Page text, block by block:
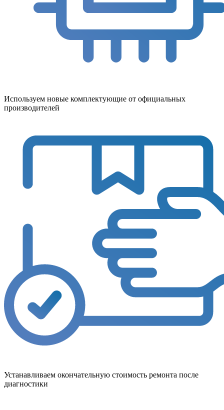
Используем новые комплектующие от официальных
производителей
Устанавливаем окончательную стоимость ремонта после
диагностики